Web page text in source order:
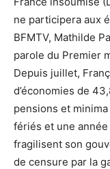
ne participera aux
BFMTV, Mathilde
parole du Premier
Depuis juillet,
d’économies de
pensions et
fériés et une
fragilisent son
de censure par la